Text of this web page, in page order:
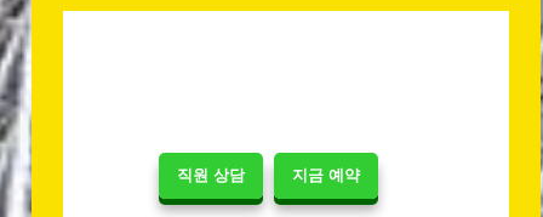
직원 상담 지금 예약